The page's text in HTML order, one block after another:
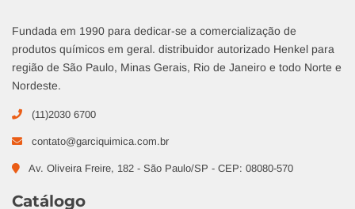
Fundada em 1990 para dedicar-se a comercialização de
produtos químicos em geral. distribuidor autorizado Henkel para
região de São Paulo, Minas Gerais, Rio de Janeiro e todo Norte e
Nordeste.
(11)2030 6700
contato@garciquimica.com.br
Av. Oliveira Freire, 182 - São Paulo/SP - CEP: 08080-570
Catálogo